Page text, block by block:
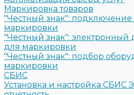
Маркировка товаров
"Честный знак": подключение
маркировки
"Честный знак": электронный
для маркировки
"Честный знак": подбор
маркировки
СБИС
Установка и настройка СБИС